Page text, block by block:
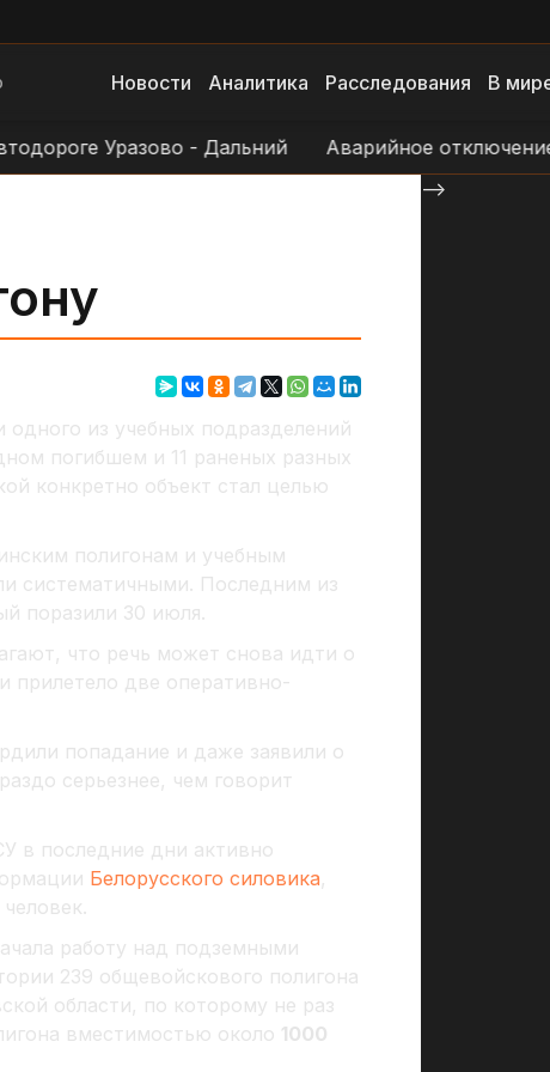
Новости Аналитика Расследования В
Уразово - Дальний Аварийное отключение
из учебных подразделений
погибшем и 11 раненых разных
конкретно объект стал целью
полигонам и учебным
систематичными. Последним из
поразили 30 июля.
что речь может снова идти о
прилетело две оперативно-
попадание и даже заявили о
серьезнее, чем говорит
в последние дни активно
Белорусского силовика,
работу над подземными
239 общевойскового полигона
области, по которому не раз
вместимостью около 1000
-->